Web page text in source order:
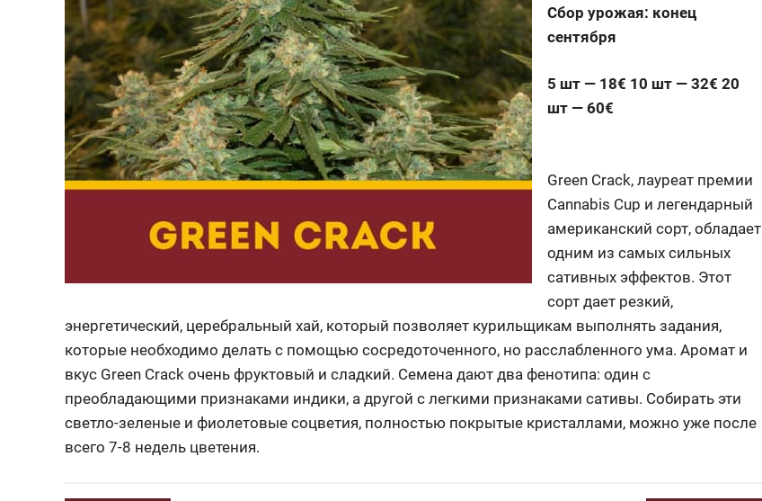
Сбор урожая: конец
сентября
5 шт — 18€ 10 шт — 32€ 20
шт — 60€
Green Crack, лауреат премии
Cannabis Cup и легендарный
американский сорт, обладает
одним из самых сильных
сативных эффектов. Этот
сорт дает резкий,
энергетический, церебральный хай, который позволяет курильщикам выполнять задания,
которые необходимо делать с помощью сосредоточенного, но расслабленного ума. Аромат и
вкус Green Crack очень фруктовый и сладкий. Семена дают два фенотипа: один с
преобладающими признаками индики, а другой с легкими признаками сативы. Собирать эти
светло-зеленые и фиолетовые соцветия, полностью покрытые кристаллами, можно уже после
всего 7-8 недель цветения.